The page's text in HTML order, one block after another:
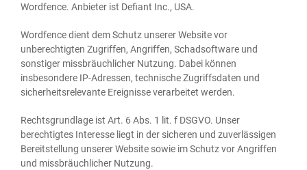
Word­fence. Anbie­ter ist Defi­ant Inc., USA.
Word­fence dient dem Schutz unse­rer Web­site vor
unbe­rech­tig­ten Zugrif­fen, Angrif­fen, Schad­soft­ware und
sons­ti­ger miss­bräuch­li­cher Nut­zung. Dabei kön­nen
ins­be­son­de­re IP-Adres­sen, tech­ni­sche Zugriffs­da­ten und
sicher­heits­re­le­van­te Ereig­nis­se ver­ar­bei­tet werden.
Rechts­grund­la­ge ist Art. 6 Abs. 1 lit. f DSGVO. Unser
berech­tig­tes Inter­es­se liegt in der siche­ren und zuver­läs­si­gen
Bereit­stel­lung unse­rer Web­site sowie im Schutz vor Angrif­fen
und miss­bräuch­li­cher Nutzung.